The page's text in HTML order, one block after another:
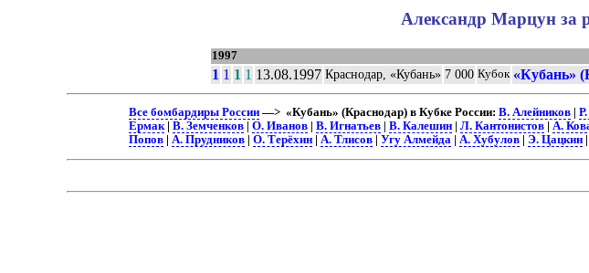
Александр Марцун за
1997
1 1 1 1 13.08.1997 Краснодар, «Кубань» 7 000 Кубок «Кубань»
Все бомбардиры России—> «Кубань» (Краснодар) в Кубке России: В. Алейников|
Ермак| В. Земченков| О. Иванов| В. Игнатьев| В. Калешин| Л. Кантонистов| А.
Попов| А. Прудников| О. Терёхин| А. Тлисов| Угу Алмейда| А. Хубулов| Э. Цацкин|